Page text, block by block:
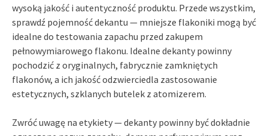
wysoką jakość i autentyczność produktu. Przede wszystkim,
sprawdź pojemność dekantu — mniejsze flakoniki mogą być
idealne do testowania zapachu przed zakupem
pełnowymiarowego flakonu. Idealne dekanty powinny
pochodzić z oryginalnych, fabrycznie zamkniętych
flakonów, a ich jakość odzwierciedla zastosowanie
estetycznych, szklanych butelek z atomizerem.
Zwróć uwagę na etykiety — dekanty powinny być dokładnie